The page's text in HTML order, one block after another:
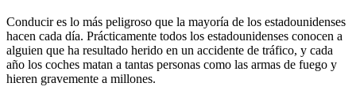
Conducir es lo más peligroso que la mayoría de los estadounidenses
hacen cada día. Prácticamente todos los estadounidenses conocen a
alguien que ha resultado herido en un accidente de tráfico, y cada
año los coches matan a tantas personas como las armas de fuego y
hieren gravemente a millones.